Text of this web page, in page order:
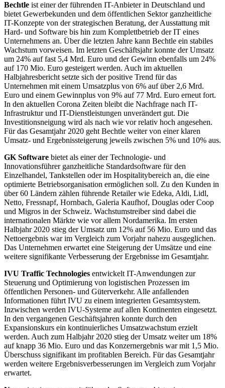
Bechtle ist einer der führenden IT-Anbieter in Deutschland und
bietet Gewerbekunden und dem öffentlichen Sektor ganzheitliche
IT-Konzepte von der strategischen Beratung, der Ausstattung mit
Hard- und Software bis hin zum Komplettbetrieb der IT eines
Unternehmens an. Über die letzten Jahre kann Bechtle ein stabiles
Wachstum vorweisen. Im letzten Geschäftsjahr konnte der Umsatz
um 24% auf fast 5,4 Mrd. Euro und der Gewinn ebenfalls um 24%
auf 170 Mio. Euro gesteigert werden. Auch im aktuellen
Halbjahresbericht setzte sich der positive Trend für das
Unternehmen mit einem Umsatzplus von 6% auf über 2,6 Mrd.
Euro und einem Gewinnplus von 9% auf 77 Mrd. Euro erneut fort.
In den aktuellen Corona Zeiten bleibt die Nachfrage nach IT-
Infrastruktur und IT-Dienstleistungen unverändert gut. Die
Investitionsneigung wird als nach wie vor relativ hoch angesehen.
Für das Gesamtjahr 2020 geht Bechtle weiter von einer klaren
Umsatz- und Ergebnissteigerung jeweils zwischen 5% und 10% aus.
GK Software bietet als einer der Technologie- und
Innovationsführer ganzheitliche Standardsoftware für den
Einzelhandel, Tankstellen oder im Hospitalitybereich an, die eine
optimierte Betriebsorganisation ermöglichen soll. Zu den Kunden in
über 60 Ländern zählen führende Retailer wie Edeka, Aldi, Lidl,
Netto, Fressnapf, Hornbach, Galeria Kaufhof, Douglas oder Coop
und Migros in der Schweiz. Wachstumstreiber sind dabei die
internationalen Märkte wie vor allem Nordamerika. Im ersten
Halbjahr 2020 stieg der Umsatz um 12% auf 56 Mio. Euro und das
Nettoergebnis war im Vergleich zum Vorjahr nahezu ausgeglichen.
Das Unternehmen erwartet eine Steigerung der Umsätze und eine
weitere signifikante Verbesserung der Ergebnisse im Gesamtjahr.
IVU Traffic Technologies entwickelt IT-Anwendungen zur
Steuerung und Optimierung von logistischen Prozessen im
öffentlichen Personen- und Güterverkehr. Alle anfallenden
Informationen führt IVU zu einem integrierten Gesamtsystem.
Inzwischen werden IVU-Systeme auf allen Kontinenten eingesetzt.
In den vergangenen Geschäftsjahren konnte durch den
Expansionskurs ein kontinuierliches Umsatzwachstum erzielt
werden. Auch zum Halbjahr 2020 stieg der Umsatz weiter um 18%
auf knapp 36 Mio. Euro und das Konzernergebnis war mit 1,5 Mio.
Überschuss signifikant im profitablen Bereich. Für das Gesamtjahr
werden weitere Ergebnisverbesserungen im Vergleich zum Vorjahr
erwartet.